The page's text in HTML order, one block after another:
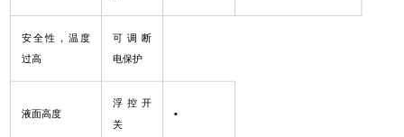
安全性，温度
过高
可调断
电保护
液面高度
浮控开
关
•